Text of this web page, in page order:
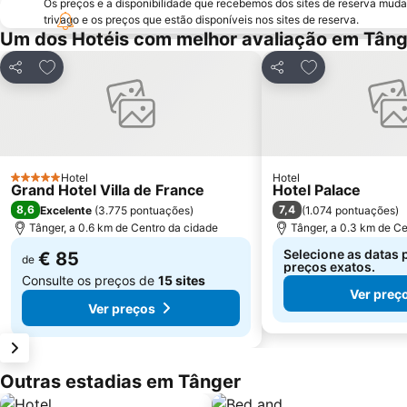
Os preços e a disponibilidade que recebemos dos sites de reserva
trivago e os preços que estão disponíveis nos sites de reserva.
Um dos Hotéis com melhor avaliação em
Partilhar
Adicionar aos favoritos
5 EstrelasHotel
Grand Hotel Villa de France
8,6 Excelente (3.775 pontuações)
Tânger, a 0.6 km de Centro da cidade
de € 85
Consulte os preços de 15 sites
Ver preços
Partilhar
Adicionar aos
Hotel
Hotel Palace
7,4 (1.074 pontuações)
Tânger, a 0.3 km de
Selecione as datas
preços exatos.
Ver
Outras estadias em Tânger